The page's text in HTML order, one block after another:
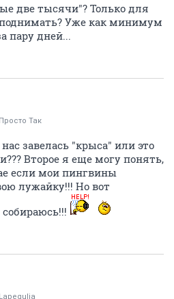
две тысячи"? Только для
Уже как минимум
пару дней...
Просто Так
завелась "крыса" или это
Второе я еще могу понять,
если мои пингвины
лужайку!!! Но вот
собираюсь!!!
Lapegulia